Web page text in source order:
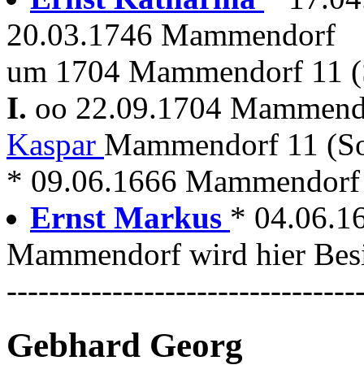
20.03.1746 Mammendorf
um 1704 Mammendorf 11
I. oo 22.09.1704
Kaspar Mammendorf 11
* 09.06.1666
Ernst Markus *
Mammendorf wird hier
Gebhard Georg